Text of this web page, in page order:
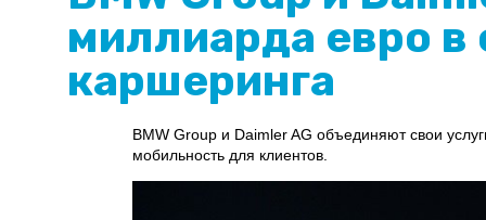
миллиарда евро в
каршеринга
BMW Group и Daimler AG объединяют свои
мобильность для клиентов.